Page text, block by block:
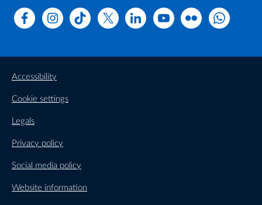
FacebookInstagramTikTok X LinkedinYoutubeFlickr
Accessibility
Cookie settings
Legals
Privacy policy
Social media policy
Website information